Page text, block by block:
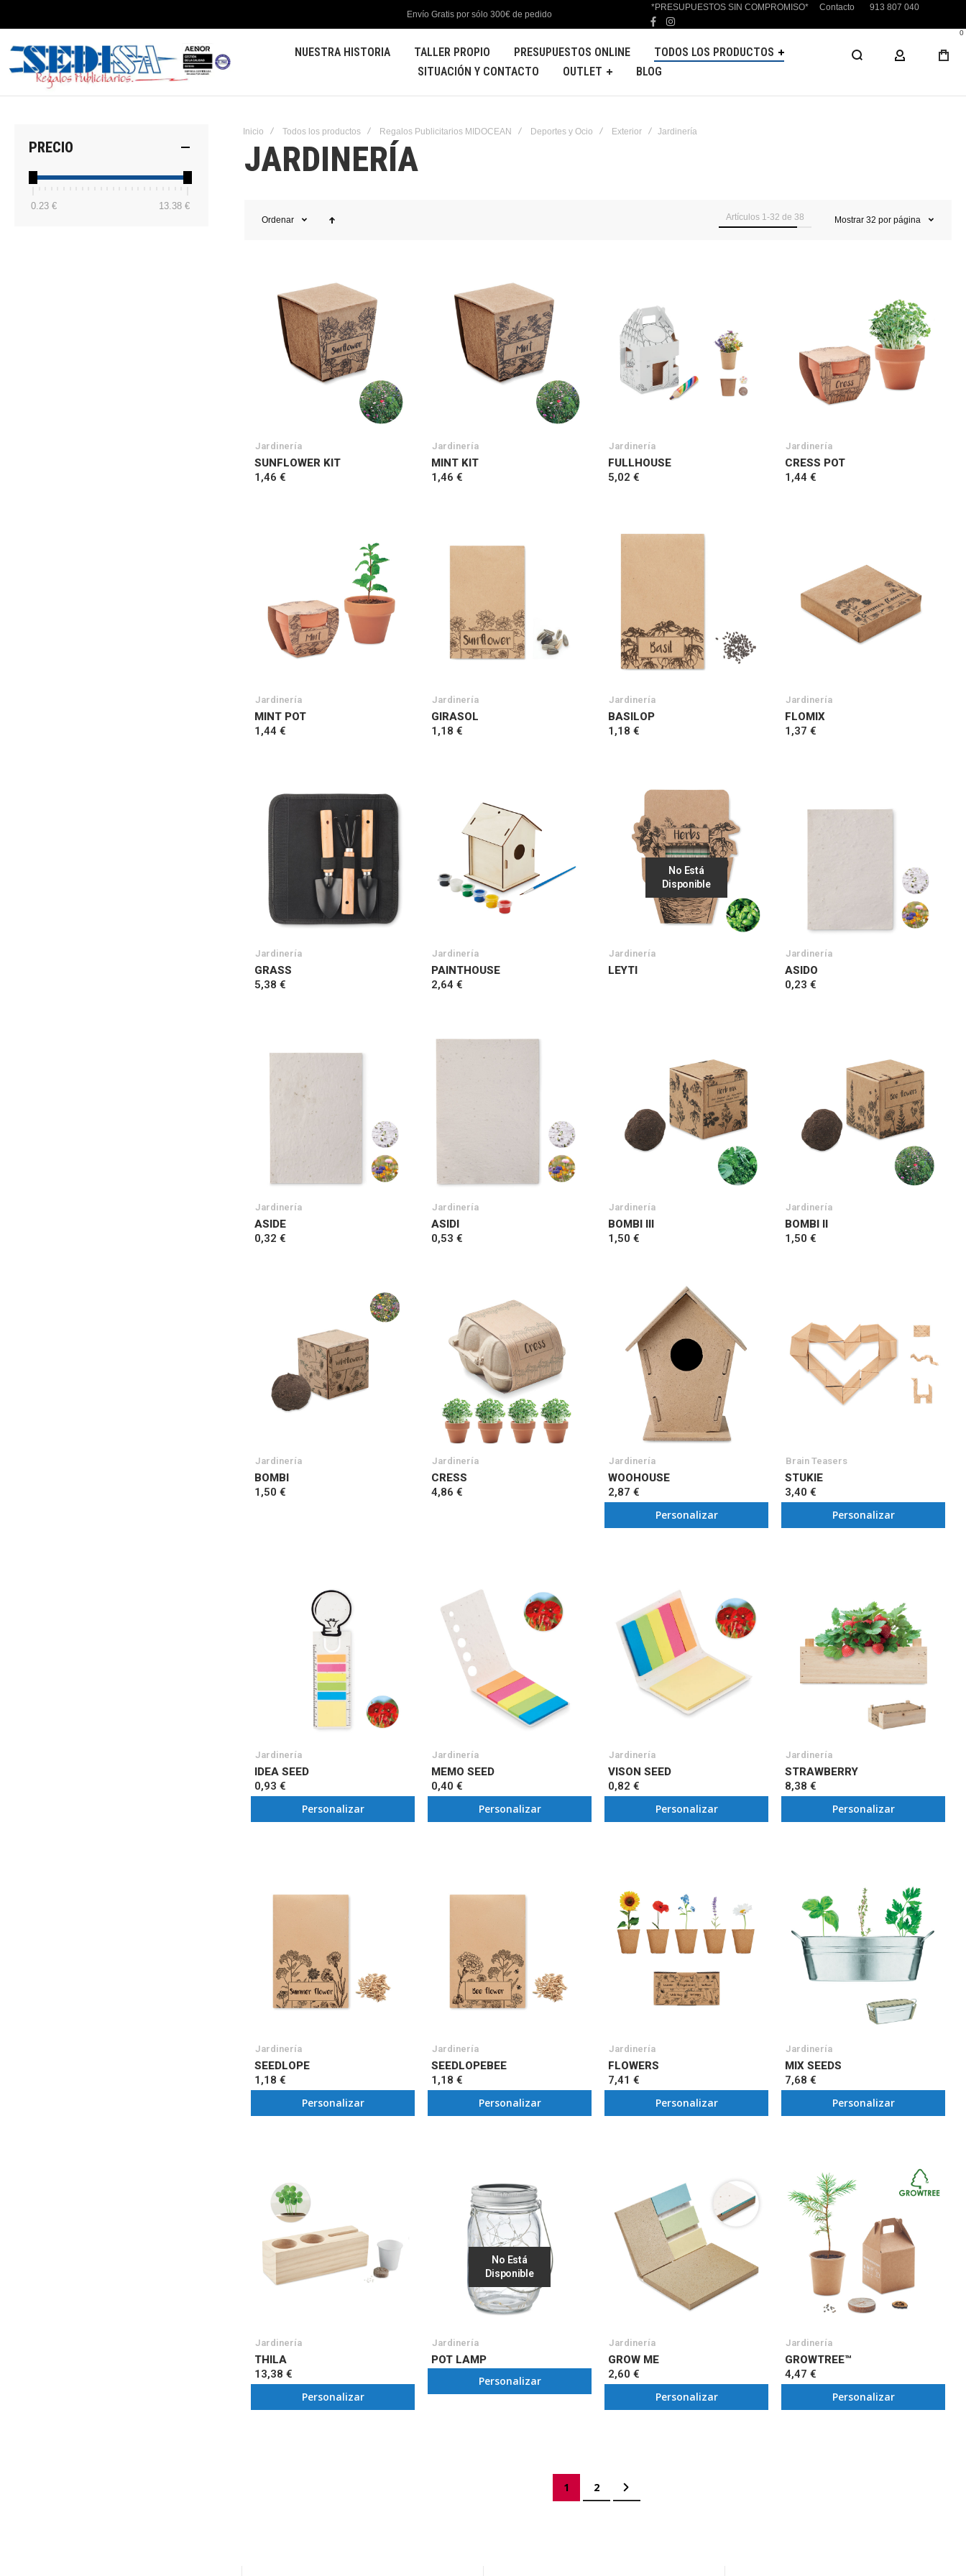
Envío Gratis por sólo 300€ de pedido
*PRESUPUESTOS SIN COMPROMISO* Contacto 913 807 040
facebook
instagram
NUESTRA HISTORIA TALLER PROPIO PRESUPUESTOS ONLINE
TODOS LOS PRODUCTOS
SITUACIÓN Y CONTACTO
OUTLET BLOG
MI CUENTA
0
Inicio Todos los productos Regalos Publicitarios MIDOCEAN Deportes y Ocio Exterior Jardinería
JARDINERÍA
Ordenar Artículos 1-32 de 38 Mostrar 32 por página
Jardinería
SUNFLOWER KIT
1,46 €
Jardinería
MINT KIT
1,46 €
Jardinería
FULLHOUSE
5,02 €
Jardinería
CRESS POT
1,44 €
Jardinería
MINT POT
1,44 €
Jardinería
GIRASOL
1,18 €
Jardinería
BASILOP
1,18 €
Jardinería
FLOMIX
1,37 €
Jardinería
GRASS
5,38 €
Jardinería
PAINTHOUSE
2,64 €
No Está
Disponible
Jardinería
LEYTI
Jardinería
ASIDO
0,23 €
Jardinería
ASIDE
0,32 €
Jardinería
ASIDI
0,53 €
Jardinería
BOMBI III
1,50 €
Jardinería
BOMBI II
1,50 €
Jardinería
BOMBI
1,50 €
Jardinería
CRESS
4,86 €
Jardinería
WOOHOUSE
2,87 €
Personalizar
Brain Teasers
STUKIE
3,40 €
Personalizar
Jardinería
IDEA SEED
0,93 €
Personalizar
Jardinería
MEMO SEED
0,40 €
Personalizar
Jardinería
VISON SEED
0,82 €
Personalizar
Jardinería
STRAWBERRY
8,38 €
Personalizar
Jardinería
SEEDLOPE
1,18 €
Personalizar
Jardinería
SEEDLOPEBEE
1,18 €
Personalizar
Jardinería
FLOWERS
7,41 €
Personalizar
Jardinería
MIX SEEDS
7,68 €
Personalizar
Jardinería
THILA
13,38 €
Personalizar
No Está
Disponible
Jardinería
POT LAMP
Personalizar
Jardinería
GROW ME
2,60 €
Personalizar
Jardinería
GROWTREE™
4,47 €
Personalizar
Actualmente estás leyendo página
1 Página
2 Página
Siguiente
PRECIO
0.23 € 13.38 €